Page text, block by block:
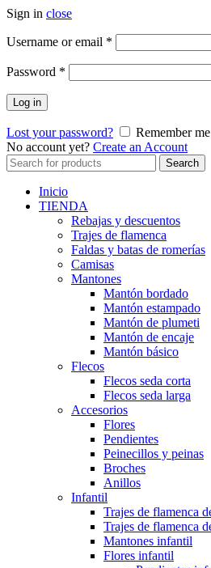
Sign in close
Username or email *
Password *
Log in
Lost your password?
Remember me
No account yet? Create an Account
Search
for:
Search
Inicio
TIENDA
Rebajas y descuentos
Trajes de flamenca
Faldas y batas de romerías
Camisas
Mantones
Mantón bordado
Mantón estampado
Mantón de plumeti
Mantón de encaje
Mantón básico
Flecos
Flecos seda corta
Flecos seda larga
Accesorios
Flores
Pendientes
Peinecillos y peinas
Broches
Anillos
Infantil
Trajes de flamenca
Trajes de flamenca
Mantones infantil
Flores infantil